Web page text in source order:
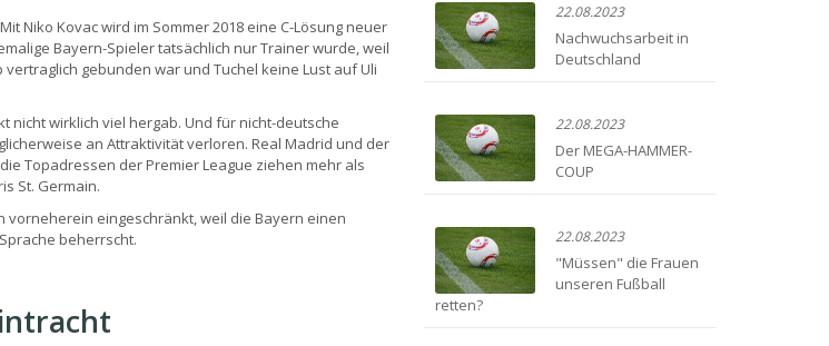
Niko Kovac wird im Sommer 2018 eine C-Lösung neuer
Bayern-Spieler tatsächlich nur Trainer wurde, weil
gebunden war und Tuchel keine Lust auf Uli
nicht wirklich viel hergab. Und für nicht-deutsche
an Attraktivität verloren. Real Madrid und der
Topadressen der Premier League ziehen mehr als
St. Germain.
vorneherein eingeschränkt, weil die Bayern einen
beherrscht.
22.08.2023
Nachwuchsarbeit in
Deutschland
22.08.2023
Der MEGA-HAMMER-
COUP
22.08.2023
"Müssen" die Frauen
unseren Fußball
retten?